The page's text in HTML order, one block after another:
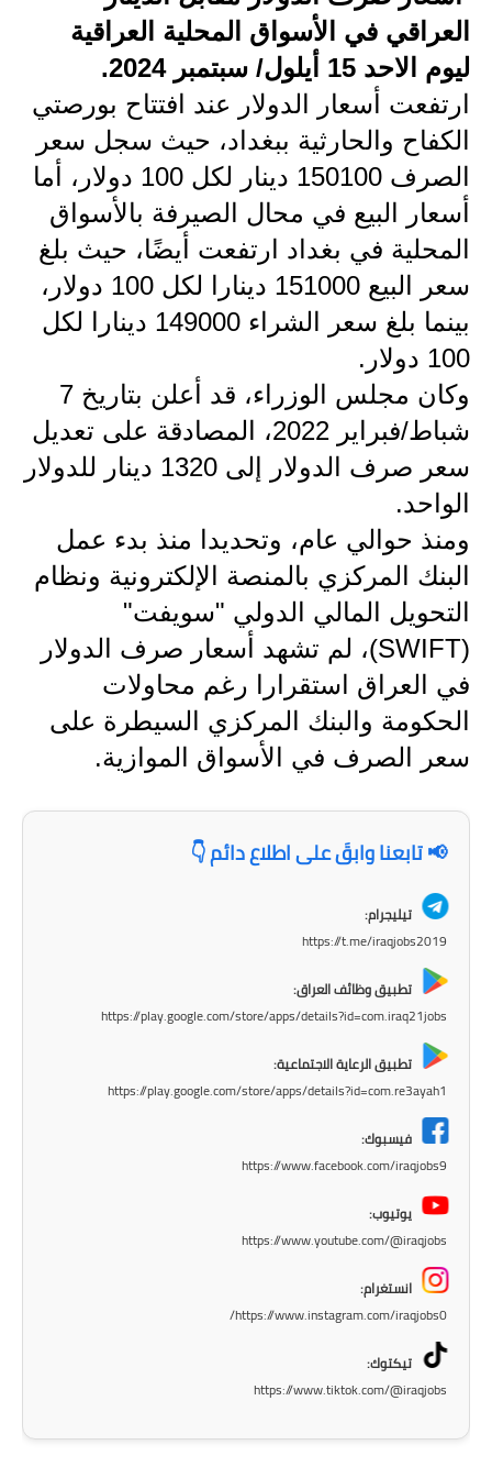
الاخبار الاقتصادية
الاخبار الرياضية
المدارس
اخبار وقرارات وزارة التربية
نتائج الامتحانات
المرحلة الابتدائية
المرحلة المتوسطة
المرحلة الاعدادية
اسئلة وزارية
المرحلة المتوسطة
المرحلة الاعدادية
مرشحات
المرحلة الابتدائية
المرحلة المتوسطة
كتب مدرسية
المرحلة الابتدائية
العراقي في الأسواق المحلية العراقية
ليوم الاحد 15 أيلول/ سبتمبر 2024.
ارتفعت أسعار الدولار عند افتتاح بورصتي
الكفاح والحارثية ببغداد، حيث سجل سعر
الصرف 150100 دينار لكل 100 دولار، أما
أسعار البيع في محال الصيرفة بالأسواق
المحلية في بغداد ارتفعت أيضًا، حيث بلغ
سعر البيع 151000 دينارا لكل 100 دولار،
بينما بلغ سعر الشراء 149000 دينارا لكل
100 دولار.
وكان مجلس الوزراء، قد أعلن بتاريخ 7
شباط/فبراير 2022، المصادقة على تعديل
سعر صرف الدولار إلى 1320 دينار للدولار
الواحد.
ومنذ حوالي عام، وتحديدا منذ بدء عمل
البنك المركزي بالمنصة الإلكترونية ونظام
التحويل المالي الدولي "سويفت"
(SWIFT)، لم تشهد أسعار صرف الدولار
في العراق استقرارا رغم محاولات
الحكومة والبنك المركزي السيطرة على
سعر الصرف في الأسواق الموازية.
📢 تابعنا وابقَ على اطلاع دائم 👇
تيليجرام:
https://t.me/iraqjobs2019
تطبيق وظائف العراق:
https://play.google.com/store/apps/details?id=com.iraq21jobs
تطبيق الرعاية الاجتماعية:
https://play.google.com/store/apps/details?id=com.re3ayah1
فيسبوك:
https://www.facebook.com/iraqjobs9
يوتيوب:
https://www.youtube.com/@iraqjobs
انستغرام:
https://www.instagram.com/iraqjobs0/
تيكتوك:
https://www.tiktok.com/@iraqjobs